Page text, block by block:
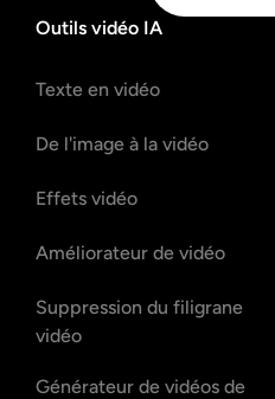
Outils vidéo IA
Texte en vidéo
De l'image à la vidéo
Effets vidéo
Améliorateur de vidéo
Suppression du filigrane
vidéo
Générateur de vidéos de